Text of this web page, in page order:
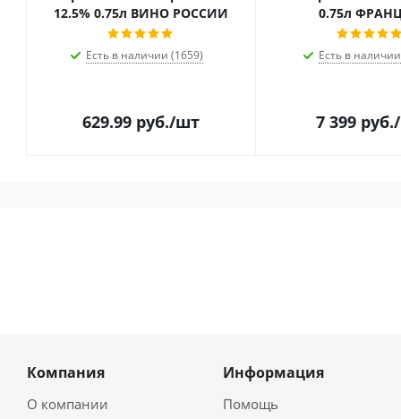
12.5% 0.75л ВИНО РОССИИ
Есть в наличии (1659)
629.99 руб./шт
0.75л
Есть в
7 399 руб.
Компания
О компании
Информация
Помощь